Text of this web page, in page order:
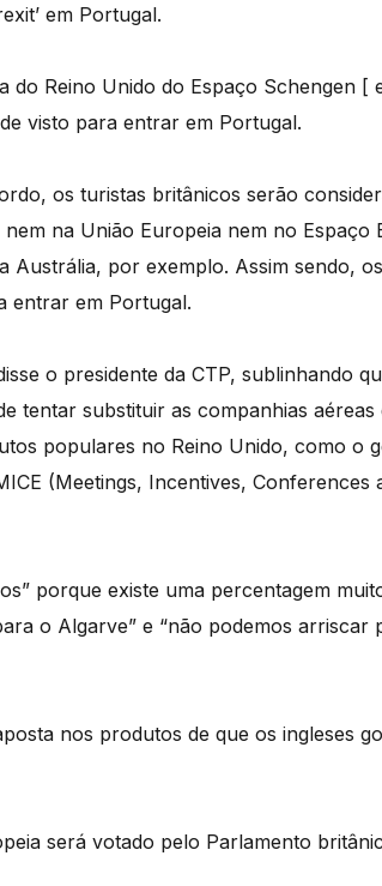
em Portugal.
do Reino Unido do Espaço Schengen [
visto para entrar em Portugal.
os turistas britânicos serão
na União Europeia nem no Espaço
Austrália, por exemplo. Assim sendo,
entrar em Portugal.
o presidente da CTP, sublinhando
tentar substituir as companhias aéreas
populares no Reino Unido, como o
(Meetings, Incentives, Conferences
porque existe uma percentagem
o Algarve” e “não podemos arriscar
nos produtos de que os ingleses
será votado pelo Parlamento